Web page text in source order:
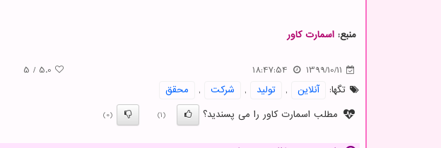
منبع: اسمارت كاور
1399/10/11
18:47:54
5.0
/
5
تگها:
آنلاین , تولید , شركت ,
محقق
مطلب اسمارت کاور را می پسندید؟
(1)
(0)